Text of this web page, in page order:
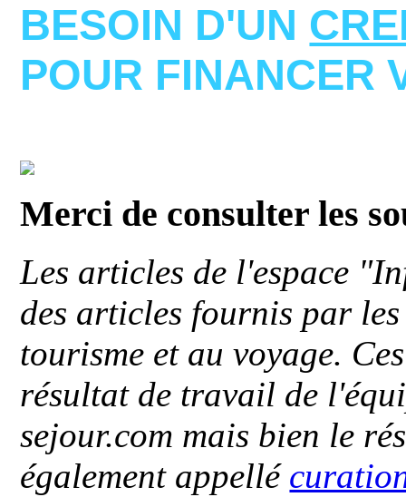
BESOIN D'UN
POUR FINANCER
Merci de consulter les
Les articles de l'espace
des articles fournis par
tourisme et au voyage.
résultat de travail de
sejour.com mais bien le
également appellé